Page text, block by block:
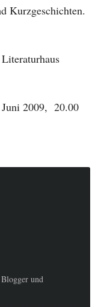
Kurzgeschichten.
2009, 20.00
und